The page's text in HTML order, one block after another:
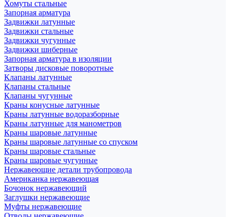
Хомуты стальные
Запорная арматура
Задвижки латунные
Задвижки стальные
Задвижки чугунные
Задвижки шиберные
Запорная арматура в изоляции
Затворы дисковые поворотные
Клапаны латунные
Клапаны стальные
Клапаны чугунные
Краны конусные латунные
Краны латунные водоразборные
Краны латунные для манометров
Краны шаровые латунные
Краны шаровые латунные со спуском
Краны шаровые стальные
Краны шаровые чугунные
Нержавеющие детали трубопровода
Американка нержавеющая
Бочонок нержавеющий
Заглушки нержавеющие
Муфты нержавеющие